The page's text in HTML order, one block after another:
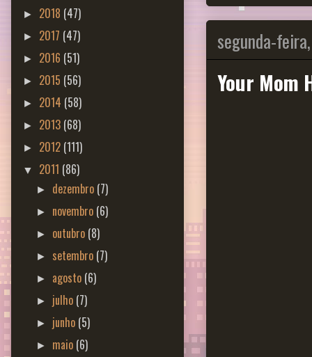
segunda-
Your Mom
► 2018 (47)
► 2017 (47)
► 2016 (51)
► 2015 (56)
► 2014 (58)
► 2013 (68)
► 2012 (111)
▼ 2011 (86)
► dezembro (7)
► novembro (6)
► outubro (8)
► setembro (7)
► agosto (6)
► julho (7)
► junho (5)
► maio (6)